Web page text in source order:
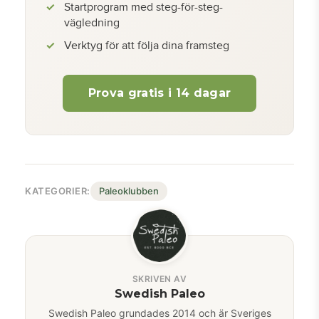
Startprogram med steg-för-steg-
vägledning
Verktyg för att följa dina framsteg
Prova gratis i 14 dagar
KATEGORIER: Paleoklubben
SKRIVEN AV
Swedish Paleo
Swedish Paleo grundades 2014 och är Sveriges